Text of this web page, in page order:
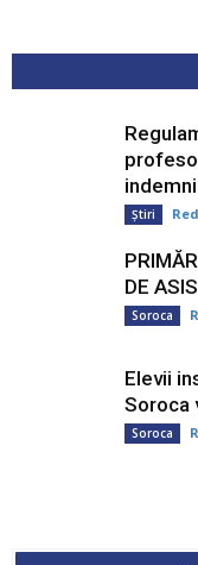
Știri
DE
Soroca
Elevii
Soroca
Soroca